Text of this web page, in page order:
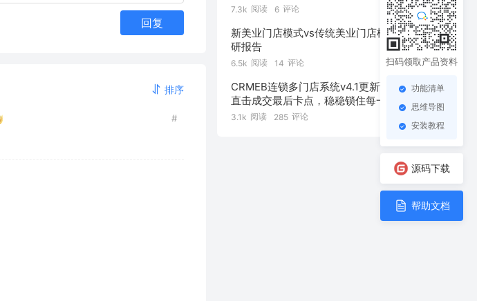
回复
排序
#
7.3k 阅读 6 评论
新美业门店模式vs传统美业门店模式 调
研报告
6.5k 阅读 14 评论
CRMEB连锁多门店系统v4.1更新预告：
直击成交最后卡点，稳稳锁住每一笔订
单！
3.1k 阅读 285 评论
扫码领取产品资料
功能清单
思维导图
安装教程
源码下载
帮助文档